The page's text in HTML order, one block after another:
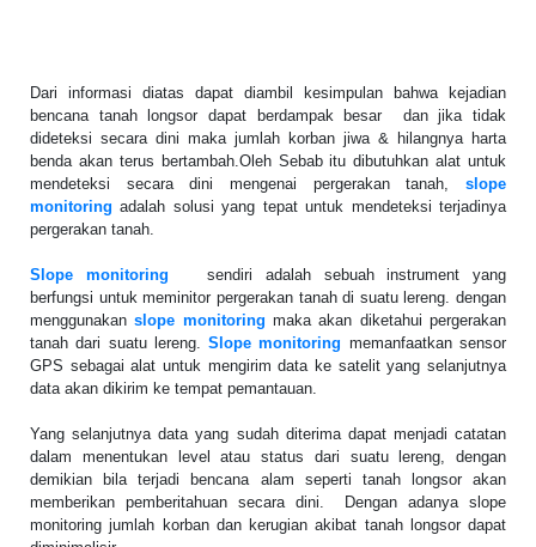
Dari informasi diatas dapat diambil kesimpulan bahwa kejadian
bencana tanah longsor dapat berdampak besar dan jika tidak
dideteksi secara dini maka jumlah korban jiwa & hilangnya harta
benda akan terus bertambah.Oleh Sebab itu dibutuhkan alat untuk
mendeteksi secara dini mengenai pergerakan tanah, slope
monitoring adalah solusi yang tepat untuk mendeteksi terjadinya
pergerakan tanah.
Slope monitoring
sendiri adalah sebuah instrument yang
berfungsi untuk meminitor pergerakan tanah di suatu lereng. dengan
menggunakanslope monitoring maka akan diketahui pergerakan
tanah dari suatu lereng.Slope monitoring memanfaatkan sensor
GPS sebagai alat untuk mengirim data ke satelit yang selanjutnya
data akan dikirim ke tempat pemantauan.
Yang selanjutnya data yang sudah diterima dapat menjadi catatan
dalam menentukan level atau status dari suatu lereng, dengan
demikian bila terjadi bencana alam seperti tanah longsor akan
memberikan pemberitahuan secara dini. Dengan adanya slope
monitoring jumlah korban dan kerugian akibat tanah longsor dapat